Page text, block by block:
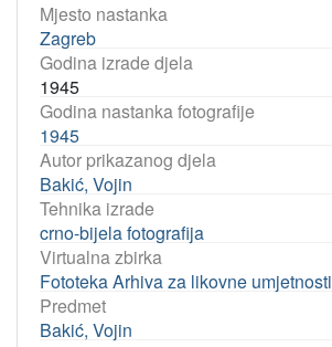
Mjesto nastanka
Zagreb
Godina izrade djela
1945
Godina nastanka fotografije
1945
Autor prikazanog djela
Bakić, Vojin
Tehnika izrade
crno-bijela fotografija
Virtualna zbirka
Fototeka Arhiva za likovne umjetnosti
Predmet
Bakić, Vojin